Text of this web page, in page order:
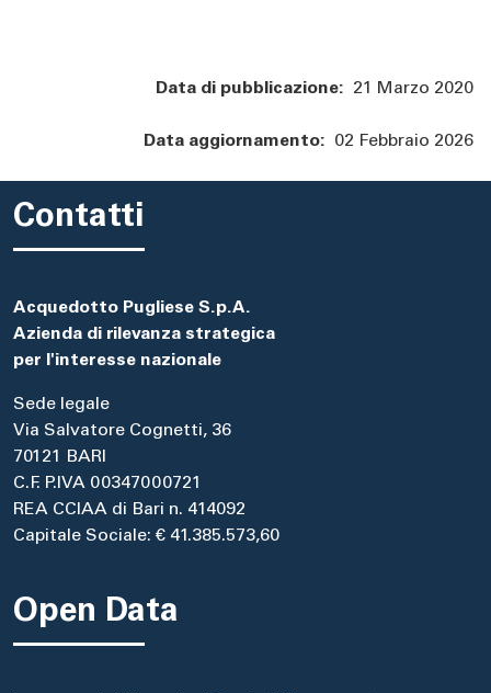
Data di pubblicazione: 21 Marzo 2020
Data aggiornamento: 02 Febbraio 2026
Contatti
Acquedotto Pugliese S.p.A.
Azienda di rilevanza strategica
per l'interesse nazionale
Sede legale
Via Salvatore Cognetti, 36
70121 BARI
C.F. P.IVA 00347000721
REA CCIAA di Bari n. 414092
Capitale Sociale: € 41.385.573,60
Open Data